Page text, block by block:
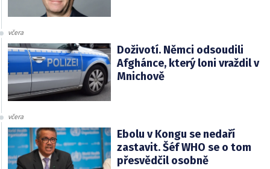
včera
Doživotí. Němci odsoudili
Afghánce, který loni vraždil v
Mnichově
včera
Ebolu v Kongu se nedaří
zastavit. Šéf WHO se o tom
přesvědčil osobně